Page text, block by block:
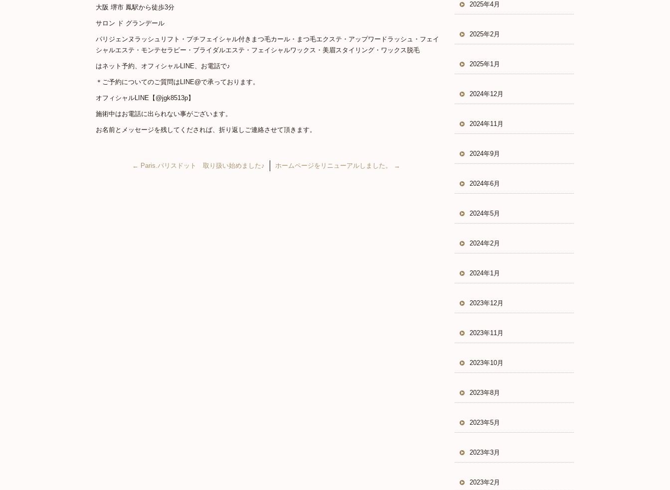
大阪 堺市 鳳駅から徒歩3分
サロン ド グランデール
パリジェンヌラッシュリフト・プチフェイシャル付きまつ毛カール・まつ毛エクステ・アップワードラッシュ・フェイ
シャルエステ・モンテセラピー・ブライダルエステ・フェイシャルワックス・美眉スタイリング・ワックス脱毛
はネット予約、オフィシャルLINE、お電話で♪
＊ご予約についてのご質問はLINE@で承っております。
オフィシャルLINE【@jgk8513p】
施術中はお電話に出られない事がございます。
お名前とメッセージを残してくだされば、折り返しご連絡させて頂きます。
← Paris.パリスドット 取り扱い始めました♪ ホームページをリニューアルしました。 →
2025年4月
2025年2月
2025年1月
2024年12月
2024年11月
2024年9月
2024年6月
2024年5月
2024年2月
2024年1月
2023年12月
2023年11月
2023年10月
2023年8月
2023年5月
2023年3月
2023年2月